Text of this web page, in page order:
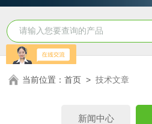
当前位置：首页 >技术文章
新闻中心